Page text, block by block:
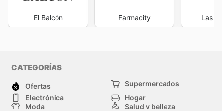
El Balcón Farmacity Las
CATEGORÍAS
Ofertas
Supermercados
Electrónica
Hogar
Moda
Salud y belleza